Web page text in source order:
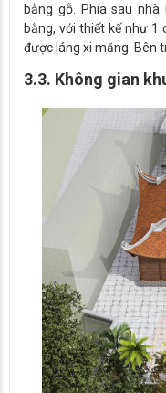
bằng gỗ. Phía sau
bằng, với thiết kế như 1
được láng xi măng. Bên
3.3. Không gian